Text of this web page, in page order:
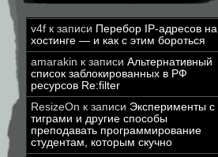
v4f к записи Перебор IP-адресов на
хостинге — и как с этим бороться
amarakin к записи Альтернативный
список заблокированных в РФ
ресурсов Re:filter
ResizeOn к записи Эксперименты с
тиграми и другие способы
преподавать программирование
студентам, которым скучно